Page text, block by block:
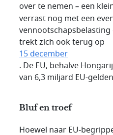
over te nemen – een
verrast nog met een
trekt zich ook terug op
15 december
. De EU, behalve
van 6,3 miljard EU-
Bluf en troef
Hoewel naar EU-